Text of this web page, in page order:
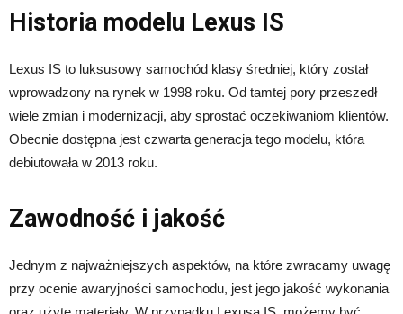
Historia modelu Lexus IS
Lexus IS to luksusowy samochód klasy średniej, który został
wprowadzony na rynek w 1998 roku. Od tamtej pory przeszedł
wiele zmian i modernizacji, aby sprostać oczekiwaniom klientów.
Obecnie dostępna jest czwarta generacja tego modelu, która
debiutowała w 2013 roku.
Zawodność i jakość
Jednym z najważniejszych aspektów, na które zwracamy uwagę
przy ocenie awaryjności samochodu, jest jego jakość wykonania